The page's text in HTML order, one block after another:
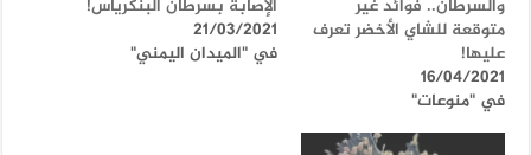
والسرطان.. فوائد غير
متوقعة للشاي الأخضر تعرف
عليها!
16/04/2021
في "منوعات"
الإصابة بسرطان البنكرياس!
21/03/2021
في "الميدان اليمني"